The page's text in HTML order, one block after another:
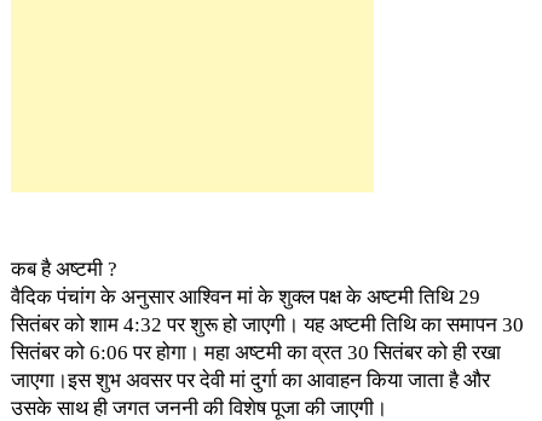
कब है अष्टमी ?
वैदिक पंचांग के अनुसार आश्विन मां के शुक्ल पक्ष के अष्टमी तिथि 29
सितंबर को शाम 4:32 पर शुरू हो जाएगी। यह अष्टमी तिथि का समापन 30
सितंबर को 6:06 पर होगा। महा अष्टमी का व्रत 30 सितंबर को ही रखा
जाएगा।इस शुभ अवसर पर देवी मां दुर्गा का आवाहन किया जाता है और
उसके साथ ही जगत जननी की विशेष पूजा की जाएगी।